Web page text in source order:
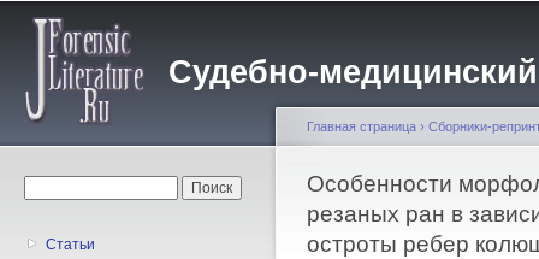
Судебно-
Статьи
Вы здесь
Главная страница › Сборники-
Особенности
резаных ран в
остроты ребер